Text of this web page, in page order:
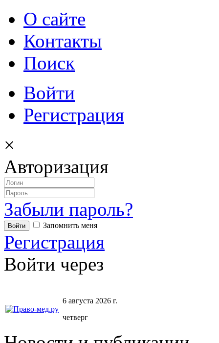
О сайте
Контакты
Поиск
Войти
Регистрация
×
Авторизация
Забыли пароль?
Запомнить меня
Регистрация
Войти через
6 августа 2026 г.
четверг